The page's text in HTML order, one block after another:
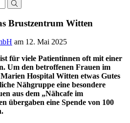
Brustzentrum Witten
am 12. Mai 2025
für viele Patientinnen oft mit einer
Um den betroffenen Frauen im
Hospital Witten etwas Gutes
Nähgruppe eine besondere
aus dem „Nähcafe im
übergaben eine Spende von 100